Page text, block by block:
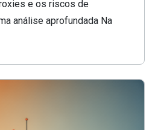
e os riscos de
análise aprofundada Na